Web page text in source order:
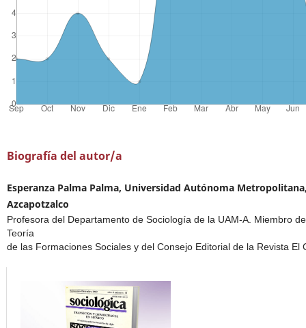
Biografía del autor/a
Esperanza Palma Palma, Universidad Autónoma
Azcapotzalco
Profesora del Departamento de Sociología de la UAM-A. Miembro
Teoría
de las Formaciones Sociales y del Consejo Editorial de la Revista El